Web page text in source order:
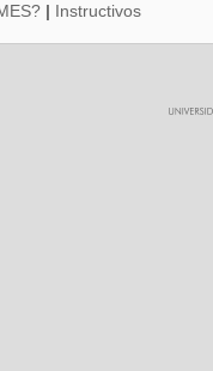
| Instructivos